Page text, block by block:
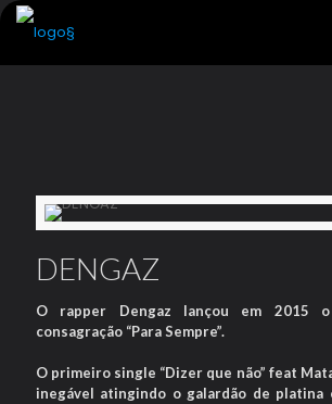
DENGAZ
O rapper Dengaz lançou em 2015
consagração “Para Sempre”.
O primeiro single “Dizer que não” feat
inegável atingindo o galardão de platina